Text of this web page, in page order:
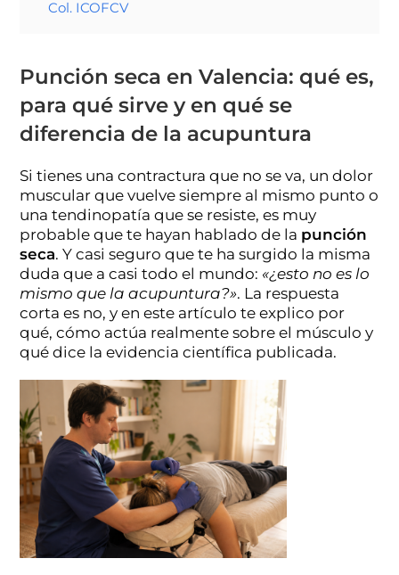
Col. ICOFCV
Punción seca en Valencia: qué es,
para qué sirve y en qué se
diferencia de la acupuntura
Si tienes una contractura que no se va, un dolor
muscular que vuelve siempre al mismo punto o
una tendinopatía que se resiste, es muy
probable que te hayan hablado de la punción
seca. Y casi seguro que te ha surgido la misma
duda que a casi todo el mundo: «¿esto no es lo
mismo que la acupuntura?». La respuesta
corta es no, y en este artículo te explico por
qué, cómo actúa realmente sobre el músculo y
qué dice la evidencia científica publicada.